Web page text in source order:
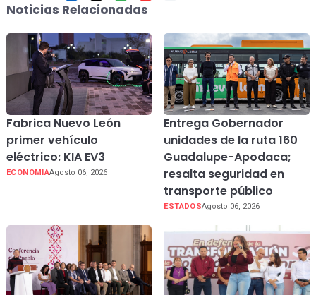
Noticias Relacionadas
Fabrica Nuevo León
primer vehículo
eléctrico: KIA EV3
ECONOMIAAgosto 06, 2026
Entrega Gobernador
unidades de la ruta 160
Guadalupe-Apodaca;
resalta seguridad en
transporte público
ESTADOSAgosto 06, 2026